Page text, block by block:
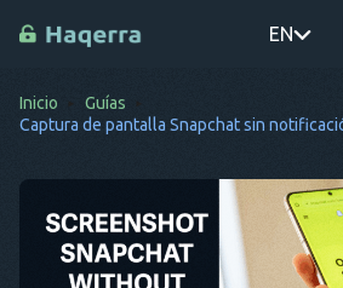
EN
PT
RO
DE
Inicio
Guías
Captura de pantalla Snapchat sin